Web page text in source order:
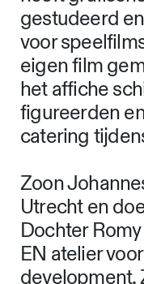
gestudeerd
voor
eigen film
het affiche
figureerden
catering
Zoon
Utrecht en
Dochter
EN atelier
development.